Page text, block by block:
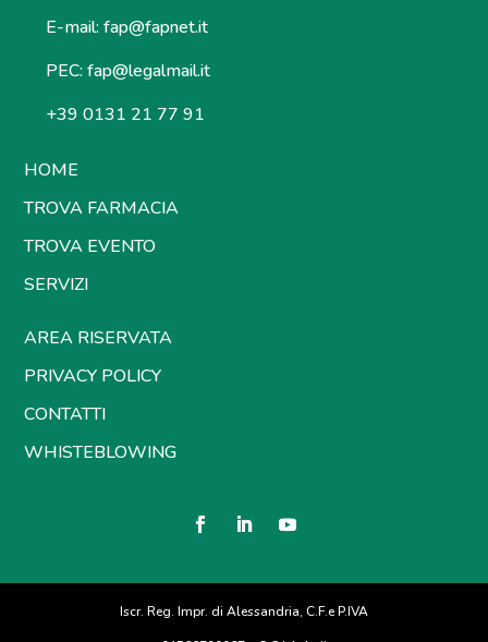
E-mail: fap@fapnet.it
PEC: fap@legalmail.it
+39 0131 21 77 91
HOME
TROVA FARMACIA
TROVA EVENTO
SERVIZI
AREA RISERVATA
PRIVACY POLICY
CONTATTI
WHISTEBLOWING
Iscr. Reg. Impr. di Alessandria, C.F.e P.IVA